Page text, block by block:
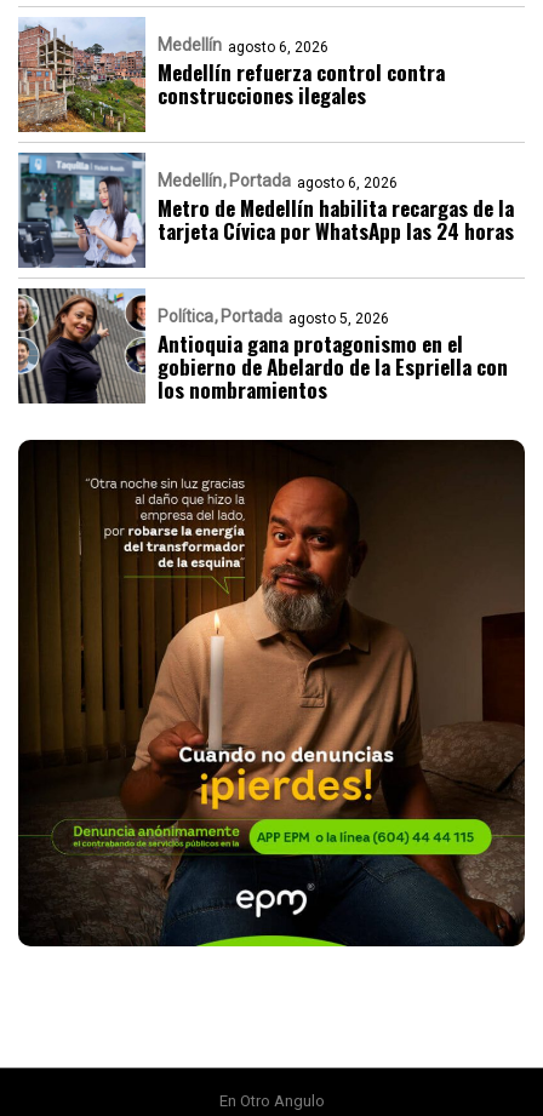
Medellín agosto 6, 2026
Medellín refuerza control contra
construcciones ilegales
Medellín Portada agosto 6, 2026
Metro de Medellín habilita recargas de la
tarjeta Cívica por WhatsApp las 24 horas
Política Portada agosto 5, 2026
Antioquia gana protagonismo en el
gobierno de Abelardo de la Espriella con
los nombramientos
En Otro Angulo